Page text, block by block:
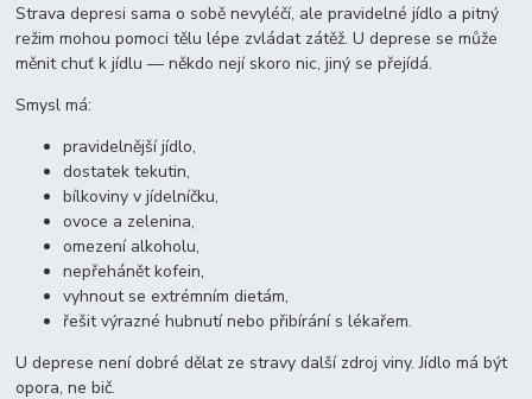
Strava depresi sama o sobě nevyléčí, ale pravidelné jídlo a pitný
režim mohou pomoci tělu lépe zvládat zátěž. U deprese se může
měnit chuť k jídlu — někdo nejí skoro nic, jiný se přejídá.
Smysl má:
pravidelnější jídlo,
dostatek tekutin,
bílkoviny v jídelníčku,
ovoce a zelenina,
omezení alkoholu,
nepřehánět kofein,
vyhnout se extrémním dietám,
řešit výrazné hubnutí nebo přibírání s lékařem.
U deprese není dobré dělat ze stravy další zdroj viny. Jídlo má být
opora, ne bič.